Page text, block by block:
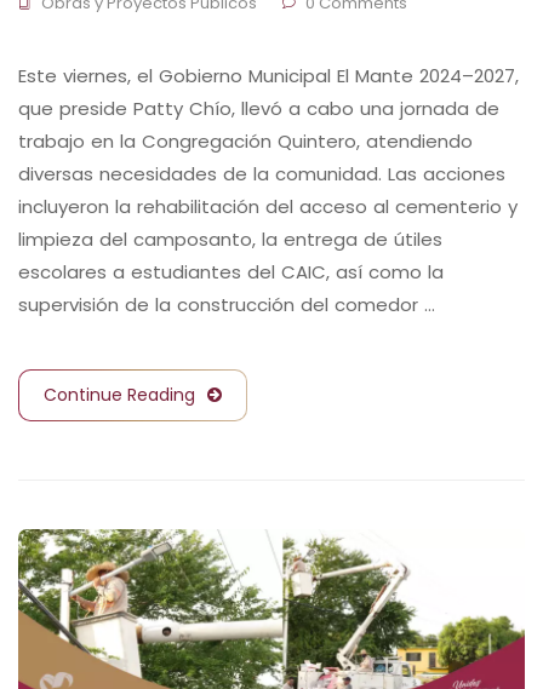
Este viernes, el Gobierno Municipal El Mante 2024–2027,
que preside Patty Chío, llevó a cabo una jornada de
trabajo en la Congregación Quintero, atendiendo
diversas necesidades de la comunidad. Las acciones
incluyeron la rehabilitación del acceso al cementerio y
limpieza del camposanto, la entrega de útiles
escolares a estudiantes del CAIC, así como la
supervisión de la construcción del comedor …
Continue Reading